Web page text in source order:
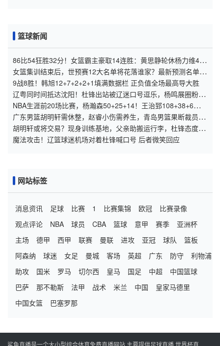
篮球新闻
86比54狂胜32分！女篮霸主豪取14连胜：黄思静轮休杨力维4
分！
女篮集训结束后，世预赛12大名单将花落谁家？最新预测名单如
下
9战8胜！韩旭12+7+2+2+1填满数据栏 正负值全场最高导大胜
辽粤同时间抵达沈阳！杜锋出站被辽迷口号逗乐，杨鸣展圈粉举
动！
NBA生涯前20场比赛，杨瀚森50+25+14！王治郅108+38+6，姚
明和周琦呢？
广东男篮胡明轩需休整，赵睿小伤需养生，青岛男篮果断裁员两
外援
胡明轩或将交易？现身训练基地，父亲助搬运行李，杜锋态度引
关注
魔法攻击！辽篮球迷机场对着杜锋喊口号 后者微笑回应
网站标签
消息资讯 足球 比赛 1 比赛集锦 欧冠
比赛录像
观点评论
NBA 球员 CBA 篮球 意甲 赛季
亚洲杯
主场
德甲 西甲 联赛 曼联 进攻 亚冠 球队
篮板
阿森纳
球迷 女足 曼城 客场 英超 广东 防守
利物浦
助攻
国米 罗马 切尔西 皇马 国足 中超
中国篮球
巴萨
那不勒斯 法甲 战术 米兰 中国
皇家马德里
中国女篮
巴塞罗那
鲨鱼直播是一个大小型综合体育免费直播网站,主要提供足球直播,世界杯直